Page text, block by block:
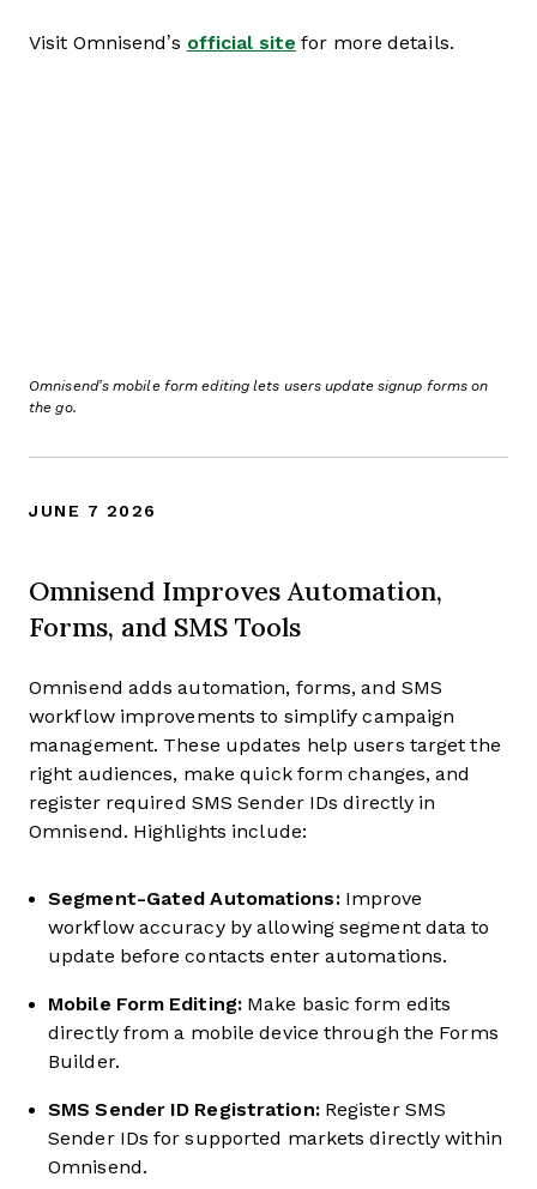
Visit Omnisend’s official site for more details.
Omnisend’s mobile form editing lets users update signup forms on
the go.
JUNE 7 2026
Omnisend Improves Automation,
Forms, and SMS Tools
Omnisend adds automation, forms, and SMS
workflow improvements to simplify campaign
management. These updates help users target the
right audiences, make quick form changes, and
register required SMS Sender IDs directly in
Omnisend. Highlights include:
Segment-Gated Automations:Improve
workflow accuracy by allowing segment data to
update before contacts enter automations.
Mobile Form Editing: Make basic form edits
directly from a mobile device through the Forms
Builder.
SMS Sender ID Registration:Register SMS
Sender IDs for supported markets directly within
Omnisend.